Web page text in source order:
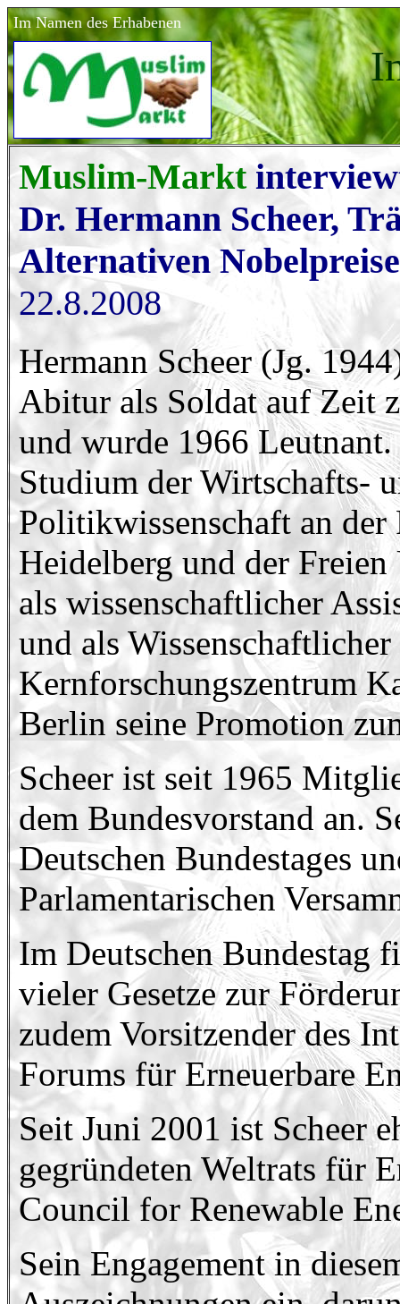
Im Namen des Erhabenen
Muslim-Markt
Dr. Hermann Scheer,
Alternativen
22.8.2008
Hermann Scheer (Jg.
Abitur als Soldat auf Zeit
und wurde 1966
Studium der Wirtschafts-
Politikwissenschaft an
Heidelberg und der
als wissenschaftlicher
und als
Kernforschungszentrum
Berlin seine Promotion
Scheer ist seit 1965
dem Bundesvorstand an.
Deutschen Bundestages
Parlamentarischen
Im Deutschen Bundestag
vieler Gesetze zur
zudem Vorsitzender des
Forums für Erneuerbare
Seit Juni 2001 ist Scheer
gegründeten Weltrats für
Council for Renewable
Sein Engagement in